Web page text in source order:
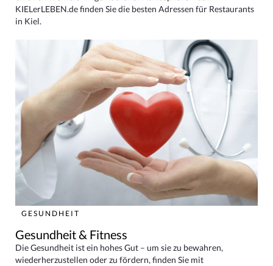
KIELerLEBEN.de finden Sie die besten Adressen für Restaurants
in Kiel.
GESUNDHEIT
Gesundheit & Fitness
Die Gesundheit ist ein hohes Gut – um sie zu bewahren,
wiederherzustellen oder zu fördern, finden Sie mit